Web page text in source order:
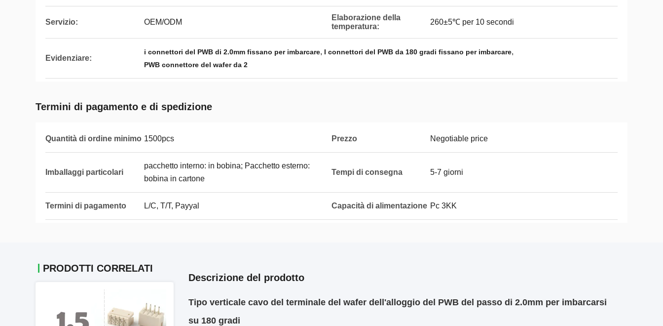
Servizio: OEM/ODM
Elaborazione della
temperatura:
260±5℃ per 10 secondi
Evidenziare:
i connettori del PWB di 2.0mm fissano per imbarcare, I connettori del PWB da 180 gradi fissano per imbarcare,
PWB connettore del wafer da 2
Termini di pagamento e di spedizione
Quantità di ordine minimo 1500pcs Prezzo Negotiable price
Imballaggi particolari
pacchetto interno: in bobina; Pacchetto esterno:
bobina in cartone
Tempi di consegna 5-7 giorni
Termini di pagamento L/C, T/T, Payyal Capacità di alimentazione Pc 3KK
PRODOTTI CORRELATI
Descrizione del prodotto
Tipo verticale cavo del terminale del wafer dell'alloggio del PWB del passo di 2.0mm per imbarcarsi
su 180 gradi